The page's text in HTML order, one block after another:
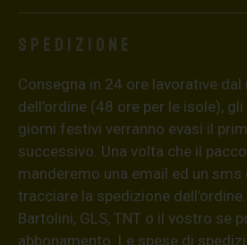
Spedizione
Consegna in 24 ore lavorative
dell’ordine (48 ore per le isole),
giorni festivi verranno evasi il
successivo. Una volta che il
manderemo una email ed un sms
tracciare la spedizione
Bartolini, GLS, TNT o il vostro se
abbonamento. Le spese di